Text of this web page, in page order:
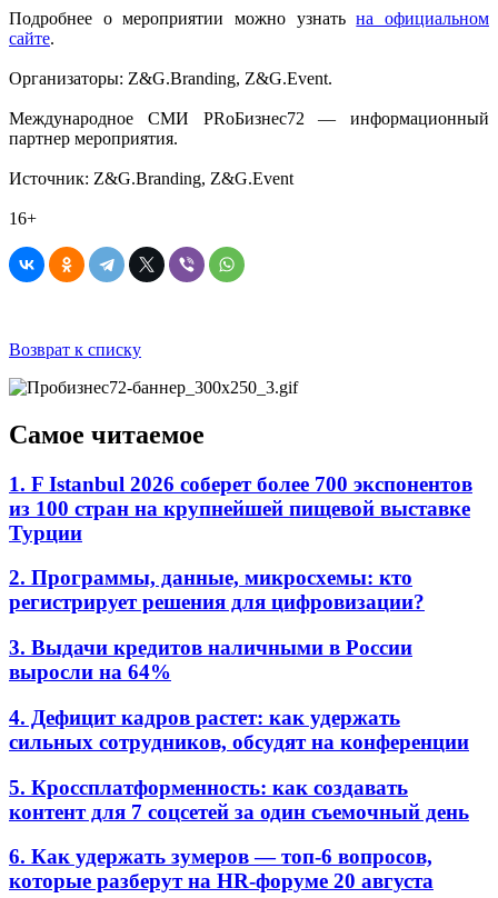
Подробнее о мероприятии можно узнатьна официальном
сайте.
Организаторы: Z&G.Branding, Z&G.Event.
Международное СМИ PRоБизнес72 — информационный
партнер мероприятия.
Источник: Z&G.Branding, Z&G.Event
16+
Возврат к списку
Самое читаемое
1. F Istanbul 2026 соберет более 700 экспонентов
из 100 стран на крупнейшей пищевой выставке
Турции
2. Программы, данные, микросхемы: кто
регистрирует решения для цифровизации?
3. Выдачи кредитов наличными в России
выросли на 64%
4. Дефицит кадров растет: как удержать
сильных сотрудников, обсудят на конференции
5. Кроссплатформенность: как создавать
контент для 7 соцсетей за один съемочный день
6. Как удержать зумеров — топ-6 вопросов,
которые разберут на HR-форуме 20 августа